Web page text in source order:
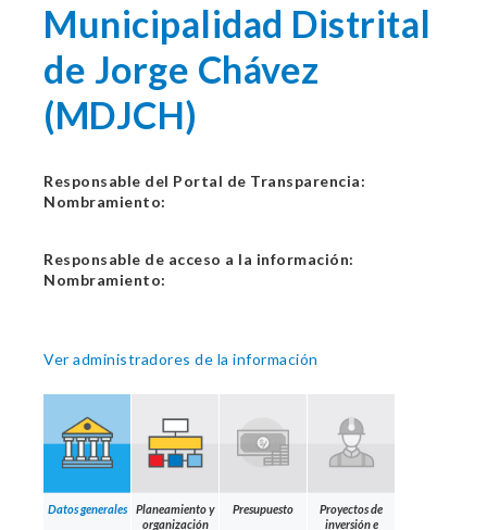
Municipalidad Distrital
de Jorge Chávez
(MDJCH)
Responsable del Portal de Transparencia:
Nombramiento:
Responsable de acceso a la información:
Nombramiento:
Ver administradores de la información
Datos generales
Planeamiento y
organización
Presupuesto
Proyectos de
inversión e